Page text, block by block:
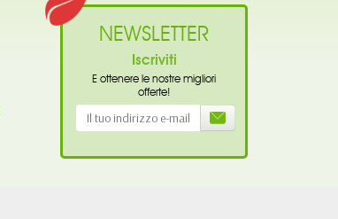
NEWSLETTER
Iscriviti
E ottenere le nostre migliori
offerte!